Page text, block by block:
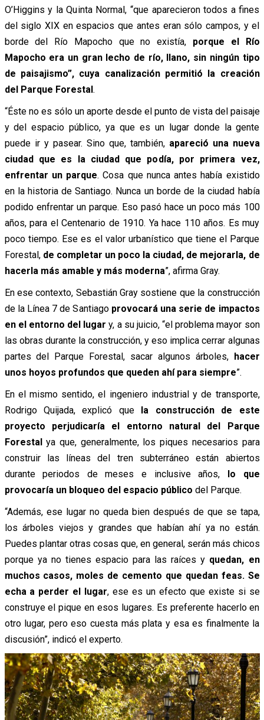
O’Higgins y la Quinta Normal, “que aparecieron todos a fines
del siglo XIX en espacios que antes eran sólo campos, y el
borde del Río Mapocho que no existía, porque el Río
Mapocho era un gran lecho de río, llano, sin ningún tipo
de paisajismo”, cuya canalización permitió la creación
del Parque Forestal.
“Éste no es sólo un aporte desde el punto de vista del paisaje
y del espacio público, ya que es un lugar donde la gente
puede ir y pasear. Sino que, también, apareció una nueva
ciudad que es la ciudad que podía, por primera vez,
enfrentar un parque. Cosa que nunca antes había existido
en la historia de Santiago. Nunca un borde de la ciudad había
podido enfrentar un parque. Eso pasó hace un poco más 100
años, para el Centenario de 1910. Ya hace 110 años. Es muy
poco tiempo. Ese es el valor urbanístico que tiene el Parque
Forestal, de completar un poco la ciudad, de mejorarla, de
hacerla más amable y más moderna”, afirma Gray.
En ese contexto, Sebastián Gray sostiene que la construcción
de la Línea 7 de Santiago provocará una serie de impactos
en el entorno del lugar y, a su juicio, “el problema mayor son
las obras durante la construcción, y eso implica cerrar algunas
partes del Parque Forestal, sacar algunos árboles, hacer
unos hoyos profundos que queden ahí para siempre”.
En el mismo sentido, el ingeniero industrial y de transporte,
Rodrigo Quijada, explicó que la construcción de este
proyecto perjudicaría el entorno natural del Parque
Forestalya que, generalmente, los piques necesarios para
construir las líneas del tren subterráneo están abiertos
durante periodos de meses e inclusive años, lo que
provocaría un bloqueo del espacio público del Parque.
“Además, ese lugar no queda bien después de que se tapa,
los árboles viejos y grandes que habían ahí ya no están.
Puedes plantar otras cosas que, en general, serán más chicos
porque ya no tienes espacio para las raíces y quedan, en
muchos casos, moles de cemento que quedan feas. Se
echa a perder el lugar, ese es un efecto que existe si se
construye el pique en esos lugares. Es preferente hacerlo en
otro lugar, pero eso cuesta más plata y esa es finalmente la
discusión”, indicó el experto.